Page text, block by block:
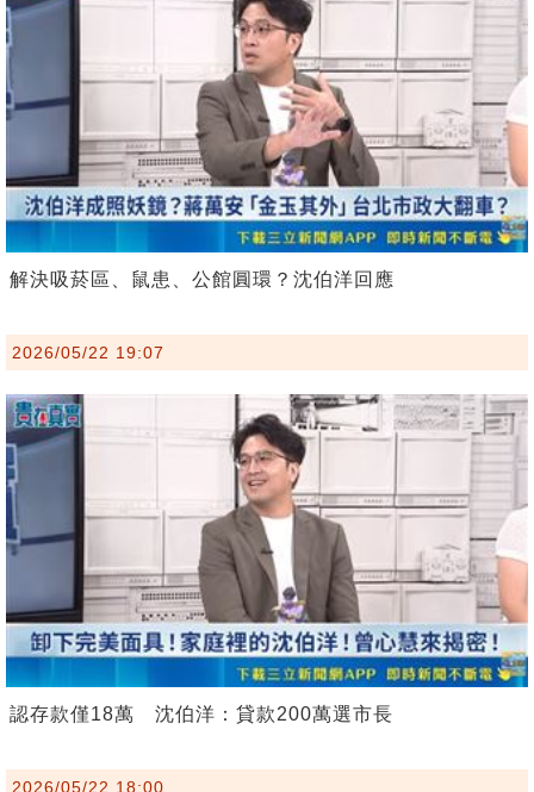
解決吸菸區、鼠患、公館圓環？沈伯洋回應
2026/05/22 19:07
認存款僅18萬 沈伯洋：貸款200萬選市長
2026/05/22 18:00